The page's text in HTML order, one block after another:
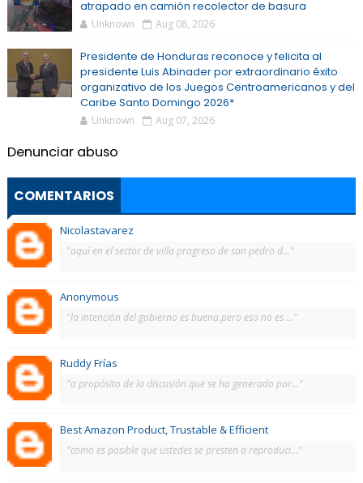
atrapado en camión recolector de basura
Unknown Aug 08, 2026
Presidente de Honduras reconoce y felicita al
presidente Luis Abinader por extraordinario éxito
organizativo de los Juegos Centroamericanos y del
Caribe Santo Domingo 2026*
Unknown Aug 07, 2026
Denunciar abuso
COMENTARIOS
Nicolastavarez
"aquí en el sector de villa progreso de san pedro d..."
Anonymous
"la intención del gobierno es buena.pero eso no es ..."
Ruddy Frías
"a propósito de la discusión que se ha generado por..."
Best Amazon Product, Trustable & Efficient
"como es posible que ustedes se presten a reproduci..."